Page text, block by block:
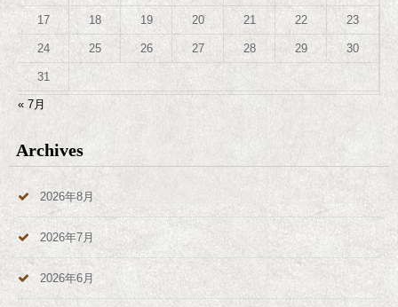
17 18 19 20 21 22 23
24 25 26 27 28 29 30
31
« 7月
Archives
2026年8月
2026年7月
2026年6月